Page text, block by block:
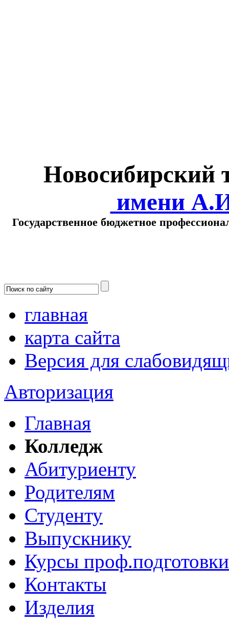
Новосибирский
имени
Государственное бюджетное
главная
карта сайта
Версия для
Авторизация
Главная
Колледж
Абитуриенту
Родителям
Студенту
Выпускнику
Курсы проф.подготовки
Контакты
Изделия